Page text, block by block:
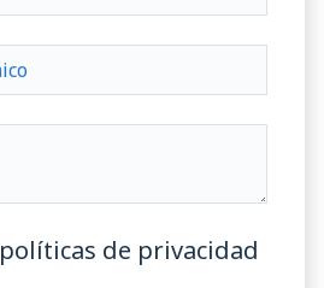
políticas de privacidad